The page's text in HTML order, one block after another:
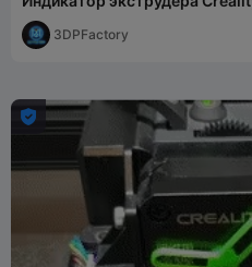
Ender S1 3
3DPFactory
